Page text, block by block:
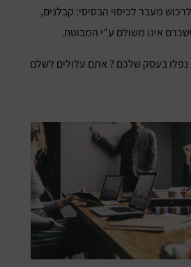
מעבר לכיסוי הבסיסי: קבלנים,
אינו משולם ע"י המבוטח.
נפלו בעסק שלכם ? אתם עלולים לשלם